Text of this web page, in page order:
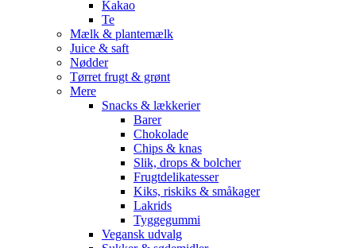
Kakao
Te
Mælk & plantemælk
Juice & saft
Nødder
Tørret frugt & grønt
Mere
Snacks & lækkerier
Barer
Chokolade
Chips & knas
Slik, drops & bolcher
Frugtdelikatesser
Kiks, riskiks & småkager
Lakrids
Tyggegummi
Vegansk udvalg